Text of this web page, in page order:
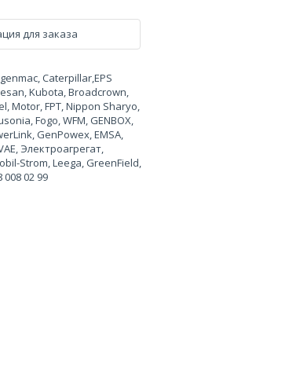
для заказа
Caterpillar,EPS
Kubota, Broadcrown,
Motor, FPT, Nippon Sharyo,
Fogo, WFM, GENBOX,
GenPowex, EMSA,
Электроагрегат,
Strom, Leega, GreenField,
02 99